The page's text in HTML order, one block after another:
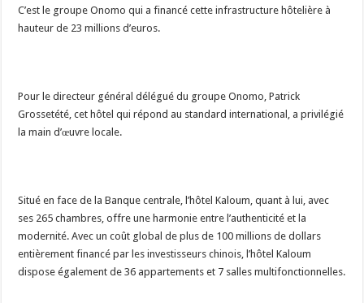
C’est le groupe Onomo qui a financé cette infrastructure hôtelière à
hauteur de 23 millions d’euros.
Pour le directeur général délégué du groupe Onomo, Patrick
Grossetété, cet hôtel qui répond au standard international, a privilégié
la main d’œuvre locale.
Situé en face de la Banque centrale, l’hôtel Kaloum, quant à lui, avec
ses 265 chambres, offre une harmonie entre l’authenticité et la
modernité. Avec un coût global de plus de 100 millions de dollars
entièrement financé par les investisseurs chinois, l’hôtel Kaloum
dispose également de 36 appartements et 7 salles multifonctionnelles.